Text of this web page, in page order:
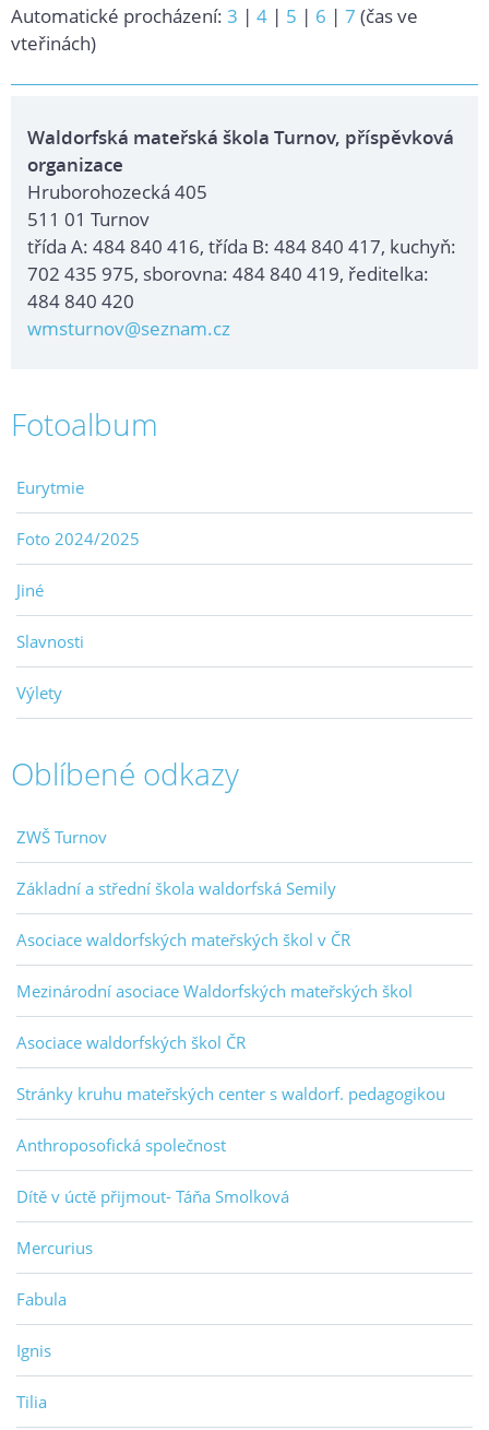
Automatické procházení: 3 | 4 | 5 | 6 | 7 (čas ve
vteřinách)
Waldorfská mateřská škola Turnov, příspěvková
organizace
Hruborohozecká 405
511 01 Turnov
třída A: 484 840 416, třída B: 484 840 417, kuchyň:
702 435 975, sborovna: 484 840 419, ředitelka:
484 840 420
wmsturnov@seznam.cz
Fotoalbum
Eurytmie
Foto 2024/2025
Jiné
Slavnosti
Výlety
Oblíbené odkazy
ZWŠ Turnov
Základní a střední škola waldorfská Semily
Asociace waldorfských mateřských škol v ČR
Mezinárodní asociace Waldorfských mateřských škol
Asociace waldorfských škol ČR
Stránky kruhu mateřských center s waldorf. pedagogikou
Anthroposofická společnost
Dítě v úctě přijmout- Táňa Smolková
Mercurius
Fabula
Ignis
Tilia